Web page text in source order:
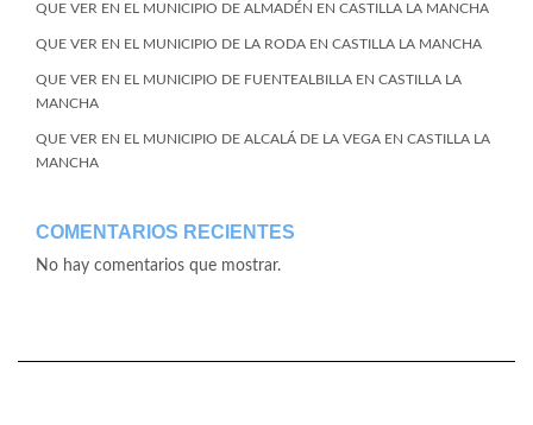
QUE VER EN EL MUNICIPIO DE ALMADÉN EN CASTILLA LA MANCHA
QUE VER EN EL MUNICIPIO DE LA RODA EN CASTILLA LA MANCHA
QUE VER EN EL MUNICIPIO DE FUENTEALBILLA EN CASTILLA LA
MANCHA
QUE VER EN EL MUNICIPIO DE ALCALÁ DE LA VEGA EN CASTILLA LA
MANCHA
COMENTARIOS RECIENTES
No hay comentarios que mostrar.